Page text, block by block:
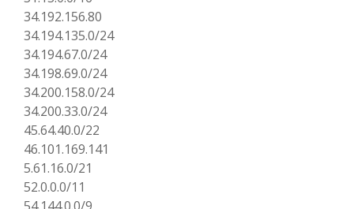
34.192.156.80
34.194.135.0/24
34.194.67.0/24
34.198.69.0/24
34.200.158.0/24
34.200.33.0/24
45.64.40.0/22
46.101.169.141
5.61.16.0/21
52.0.0.0/11
54.144.0.0/9